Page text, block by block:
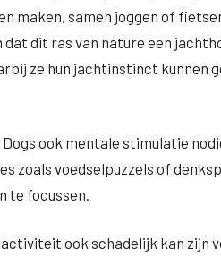
maken, samen joggen of
dit ras van nature een
ze hun jachtinstinct kunnen
ook mentale stimulatie
zoals voedselpuzzels of
te focussen.
ook schadelijk kan zijn